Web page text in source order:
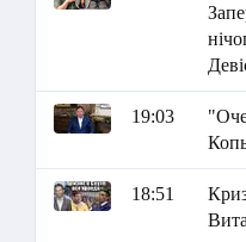
19:03
18:51